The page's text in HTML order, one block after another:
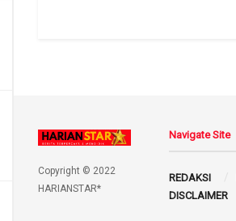
Copyright © 2022
HARIANSTAR*
Navigate Site
REDAKSI
DISCLAIMER